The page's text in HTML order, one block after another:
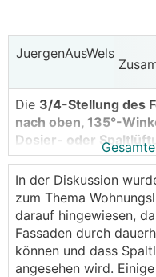
JuergenAusWels
Die 3/4-Stellung des
nach oben, 135°-
Dosier- oder
Fenstern. Der
wenige Millimeter vom
kontinuierlichen,
In der Diskussion
zum Thema
darauf hingewiesen,
Fassaden durch
können und dass
angesehen wird.